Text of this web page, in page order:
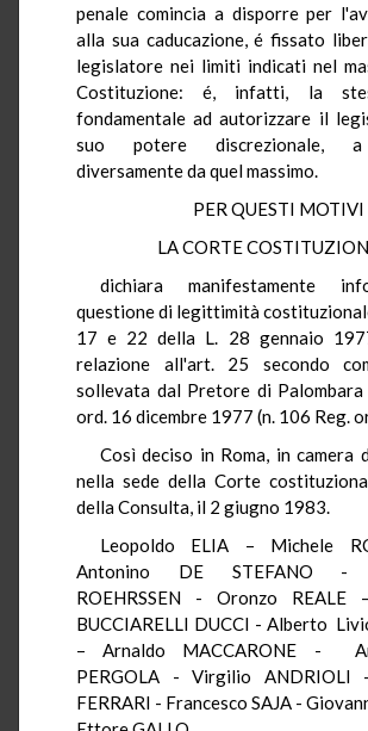
penale comincia a disporre per
alla sua caducazione, é fissato
legislatore nei limiti indicati nel
Costituzione: é, infatti, la
fondamentale ad autorizzare il
suo potere discrezionale,
diversamente da quel massimo.
PER QUESTI MOTIVI
LA CORTE
dichiara manifestamente
questione di legittimità
17 e 22 della L. 28 gennaio
relazione all'art. 25 secondo
sollevata dal Pretore di Palombara
ord. 16 dicembre 1977 (n. 106 Reg.
Così deciso in Roma, in camera
nella sede della Corte
della Consulta, il 2 giugno 1983.
Leopoldo ELIA – Michele
Antonino DE STEFANO -
ROEHRSSEN - Oronzo REALE
BUCCIARELLI DUCCI - Alberto
– Arnaldo MACCARONE -
PERGOLA - Virgilio ANDRIOLI
FERRARI - Francesco SAJA -